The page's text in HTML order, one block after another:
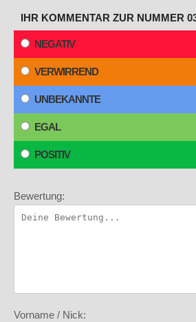
IHR KOMMENTAR ZUR NUMMER
NEGATIV
VERWIRREND
UNBEKANNTE
EGAL
POSITIV
Bewertung:
Vorname / Nick: